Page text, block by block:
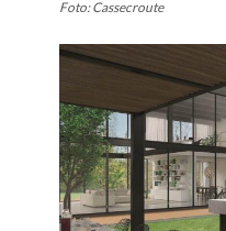
Foto: Cassecroute